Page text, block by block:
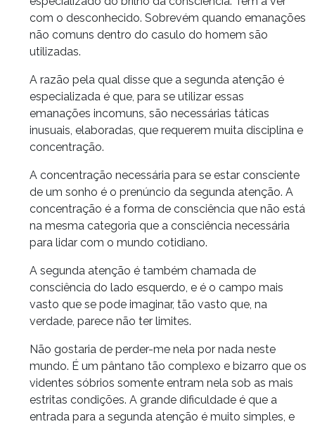
com o desconhecido. Sobrevém quando emanações
não comuns dentro do casulo do homem são
utilizadas.
A razão pela qual disse que a segunda atenção é
especializada é que, para se utilizar essas
emanações incomuns, são necessárias táticas
inusuais, elaboradas, que requerem muita disciplina e
concentração.
A concentração necessária para se estar consciente
de um sonho é o prenúncio da segunda atenção. A
concentração é a forma de consciência que não está
na mesma categoria que a consciência necessária
para lidar com o mundo cotidiano.
A segunda atenção é também chamada de
consciência do lado esquerdo, e é o campo mais
vasto que se pode imaginar, tão vasto que, na
verdade, parece não ter limites.
Não gostaria de perder-me nela por nada neste
mundo. É um pântano tão complexo e bizarro que os
videntes sóbrios somente entram nela sob as mais
estritas condições. A grande dificuldade é que a
entrada para a segunda atenção é muito simples, e